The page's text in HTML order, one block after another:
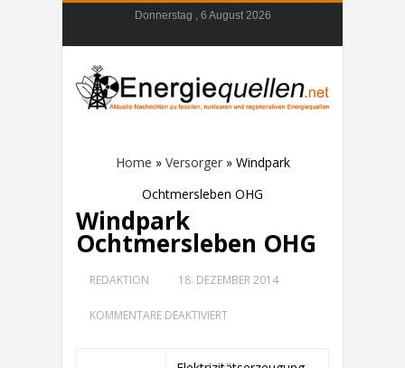
Donnerstag , 6 August 2026
Home » Versorger» Windpark
Ochtmersleben OHG
Windpark
Ochtmersleben OHG
REDAKTION 18. DEZEMBER 2014
KOMMENTARE DEAKTIVIERTFÜR